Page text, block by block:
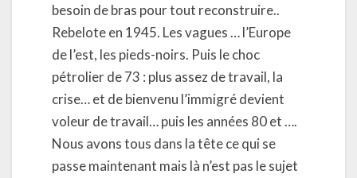
besoin de bras pour tout reconstruire..
Rebelote en 1945. Les vagues … l’Europe
de l’est, les pieds-noirs. Puis le choc
pétrolier de 73 : plus assez de travail, la
crise… et de bienvenu l’immigré devient
voleur de travail… puis les années 80 et ….
Nous avons tous dans la tête ce qui se
passe maintenant mais là n’est pas le sujet